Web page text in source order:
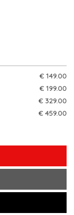
€ 149.00
€ 199.00
€ 329.00
€ 459.00